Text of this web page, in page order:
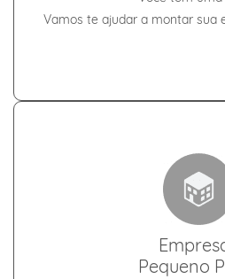
Vamos te ajudar a montar sua
Pequeno